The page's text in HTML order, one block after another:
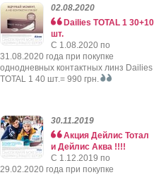
02.08.2020
Dailies TOTAL 1 30+10
шт.
C 1.08.2020 по
31.08.2020 года при покупке
однодневных контактных линз Dailies
TOTAL 1 40 шт.= 990 грн.
30.11.2019
Акция Дейлис Тотал
и Дейлис Аква !!!!
C 1.12.2019 по
29.02.2020 года при покупке